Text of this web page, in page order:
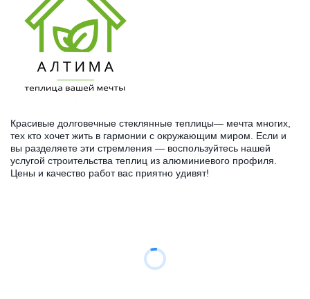
Красивые долговечные стеклянные теплицы— мечта многих,
тех кто хочет жить в гармонии с окружающим миром. Если и
вы разделяете эти стремления — воспользуйтесь нашей
услугой строительства теплиц из алюминиевого профиля.
Цены и качество работ вас приятно удивят!